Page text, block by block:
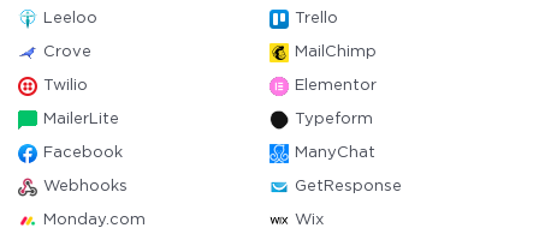
Leeloo Trello
Crove MailChimp
Twilio Elementor
MailerLite Typeform
Facebook ManyChat
Webhooks GetResponse
Monday.com Wix